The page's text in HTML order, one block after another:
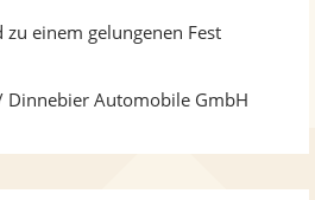
einem gelungenen Fest
Dinnebier Automobile GmbH